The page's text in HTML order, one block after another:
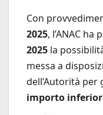
Con
2025, l’ANAC ha
2025 la
messa a
dell’Autorità per
importo